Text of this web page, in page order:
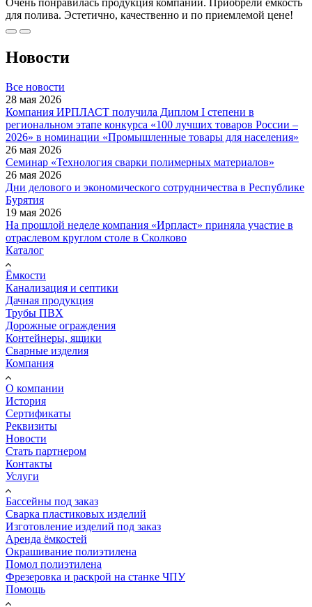
для полива. Эстетично, качественно и по приемлемой цене!
Новости
Все новости
28 мая 2026
Компания ИРПЛАСТ получила Диплом I степени в
региональном этапе конкурса «100 лучших товаров России –
2026» в номинации «Промышленные товары для населения»
26 мая 2026
Семинар «Технология сварки полимерных материалов»
26 мая 2026
Дни делового и экономического сотрудничества в Республике
Бурятия
19 мая 2026
На прошлой неделе компания «Ирпласт» приняла участие в
отраслевом круглом столе в Сколково
Каталог
Ёмкости
Канализация и септики
Дачная продукция
Трубы ПВХ
Дорожные ограждения
Контейнеры, ящики
Сварные изделия
Компания
О компании
История
Сертификаты
Реквизиты
Новости
Стать партнером
Контакты
Услуги
Бассейны под заказ
Сварка пластиковых изделий
Изготовление изделий под заказ
Аренда ёмкостей
Окрашивание полиэтилена
Помол полиэтилена
Фрезеровка и раскрой на станке ЧПУ
Помощь